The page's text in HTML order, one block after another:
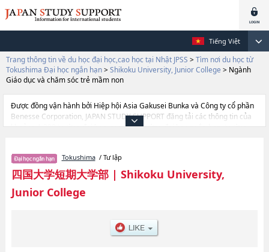
Tiếng Việt
Trang thông tin về du học đại học,cao học tại Nhật JPSS > Tìm nơi du học từ
Tokushima Đại học ngắn hạn> Shikoku University, Junior College > Ngành
Giáo dục và chăm sóc trẻ mầm non
Được đồng vận hành bởi Hiệp hội Asia Gakusei Bunka và Công ty cổ phần
Benesse Corporation, JAPAN STUDY SUPPORT đăng tải các thông tin của
khoảng 1.300 trường đại học, cao học, trường đại học ngắn hạn, trường
và thông tin cần thiết dành cho du học sinh, như là về các Ngành Ngành
Giao tiếp kinh doanhhoặcNgành Ngành Khoa học đời sống con người
hoặcNgành Ngành Giáo dục và chăm sóc trẻ mầm nonhoặcNgành Ngành
Âm nhạc, thông tin về từng ngành học, thông tin liên quan đến thi tuyển
Tokushima/ Tư lập
四国大学短期大学部| Shikoku University,
Junior College